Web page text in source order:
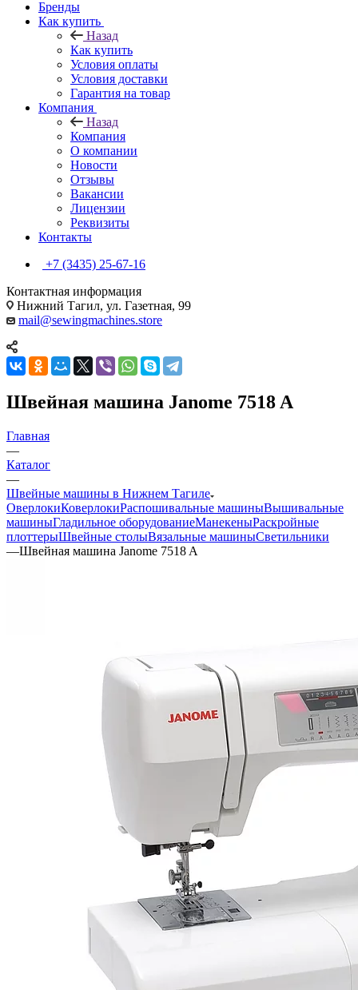
Бренды
Как купить
Назад
Как купить
Условия оплаты
Условия доставки
Гарантия на товар
Компания
Назад
Компания
О компании
Новости
Отзывы
Вакансии
Лицензии
Реквизиты
Контакты
+7 (3435) 25-67-16
Контактная информация
Нижний Тагил, ул. Газетная, 99
mail@sewingmachines.store
Швейная машина Janome 7518 A
Главная
—
Каталог
—
Швейные машины в Нижнем Тагиле
ОверлокиКоверлокиРаспошивальные машиныВышивальные
машиныГладильное оборудованиеМанекеныРаскройные
плоттерыШвейные столыВязальные машиныСветильники
—Швейная машина Janome 7518 A